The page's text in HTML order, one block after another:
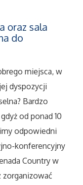
oraz sala
do
miejsca, w
dyspozycji
Bardzo
od ponad 10
odpowiedni
konferencyjny
Country w